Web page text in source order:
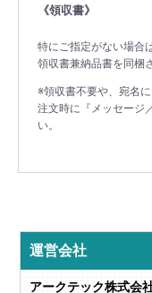
《領収書》
特にご指定がない場合
領収書兼納品書を同梱
※領収書不要や、宛名
注文時に『メッセージ
い。
運営会社
アークテック株式会